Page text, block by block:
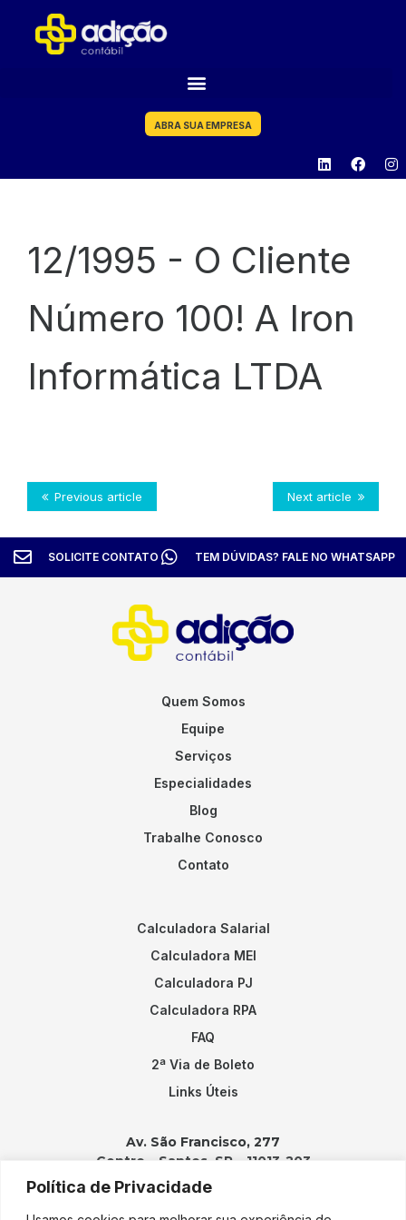
Política de Privacidade
ABRA SUA EMPRESA
12/1995 - O Cliente
Número 100! A Iron
Informática LTDA
Next article
Previous article
SOLICITE CONTATO TEM DÚVIDAS? FALE NO WHATSAPP
Quem Somos
Equipe
Serviços
Especialidades
Blog
Trabalhe Conosco
Contato
Calculadora Salarial
Calculadora MEI
Calculadora PJ
Calculadora RPA
FAQ
2ª Via de Boleto
Links Úteis
Av. São Francisco, 277
Centro – Santos, SP – 11013-203
Contatos: